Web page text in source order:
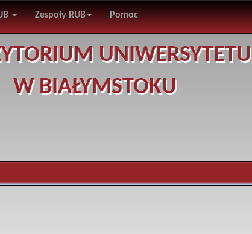
Zespoły RUB Pomoc
UNIWERSYTETU
W BIAŁYMSTOKU